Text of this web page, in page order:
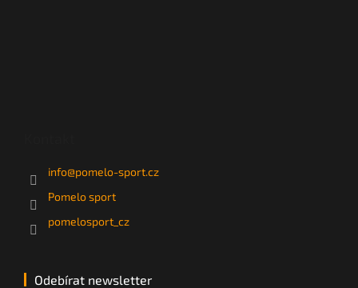
info@pomelo-sport.cz
Pomelo sport
pomelosport_cz
Odebírat newsletter